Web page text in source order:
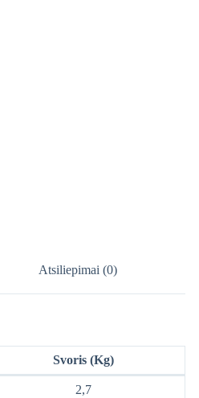
Atsiliepimai (0)
Svoris (Kg)
2,7